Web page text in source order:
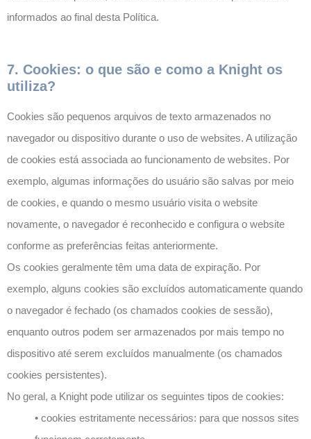
informados ao final desta Política.
7. Cookies: o que são e como a Knight os
utiliza?
Cookies são pequenos arquivos de texto armazenados no
navegador ou dispositivo durante o uso de websites. A utilização
de cookies está associada ao funcionamento de websites. Por
exemplo, algumas informações do usuário são salvas por meio
de cookies, e quando o mesmo usuário visita o website
novamente, o navegador é reconhecido e configura o website
conforme as preferências feitas anteriormente.
Os cookies geralmente têm uma data de expiração. Por
exemplo, alguns cookies são excluídos automaticamente quando
o navegador é fechado (os chamados cookies de sessão),
enquanto outros podem ser armazenados por mais tempo no
dispositivo até serem excluídos manualmente (os chamados
cookies persistentes).
No geral, a Knight pode utilizar os seguintes tipos de cookies:
• cookies estritamente necessários: para que nossos sites